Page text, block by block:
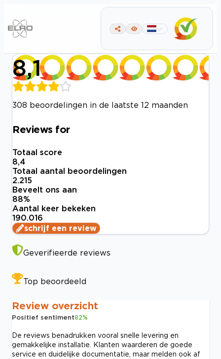
8,1
308 beoordelingen in de laatste 12 maanden
Reviews for
Totaal score
8,4
Totaal aantal beoordelingen
2.215
Beveelt ons aan
88%
Aantal keer bekeken
190.016
schrijf een review
Geverifieerde reviews
Top beoordeeld
Review overzicht
Positief sentiment82%
De reviews benadrukken vooral snelle levering en
gemakkelijke installatie. Klanten waarderen de goede
service en duidelijke documentatie, maar melden ook af